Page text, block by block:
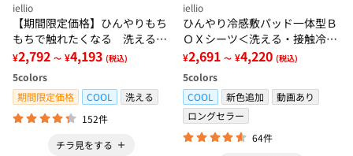
iellio
【期間限定価格】ひんやりもち
もちで触れたくなる 洗えるラ
グ＜低反発・滑りにくい・接触
冷感・防ダニ・カーペット＞
¥2,792 ～ ¥4,193 (税込)
5colors
期間限定価格
COOL
洗える
152件
チラ見をする
iellio
ひんやり冷感敷パッド一体型Ｂ
ＯＸシーツ＜洗える・接触冷
感・抗菌防臭・時短・家事楽・
ボックスシーツ・寝苦しさ対策
＞
¥2,691 ～ ¥4,220 (税込)
5colors
COOL
新色追加
動画あり
ロングセラー
64件